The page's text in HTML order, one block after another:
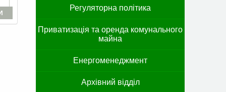
Регуляторна політика
Приватизація та оренда комунального
майна
Енергоменеджмент
Архівний відділ